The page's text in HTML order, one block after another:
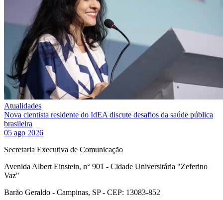
Atualidades
Nova cientista residente do IdEA discute desafios da saúde pública
brasileira
05 ago 2026
Secretaria Executiva de Comunicação
Avenida Albert Einstein, n° 901 - Cidade Universitária "Zeferino
Vaz"
Barão Geraldo - Campinas, SP - CEP: 13083-852